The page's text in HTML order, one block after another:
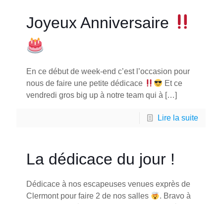
Joyeux Anniversaire
En ce début de week-end c’est l’occasion pour
nous de faire une petite dédicace
Et ce
vendredi gros big up à notre team qui à […]
Lire la suite
La dédicace du jour !
Dédicace à nos escapeuses venues exprès de
Clermont pour faire 2 de nos salles
. Bravo à